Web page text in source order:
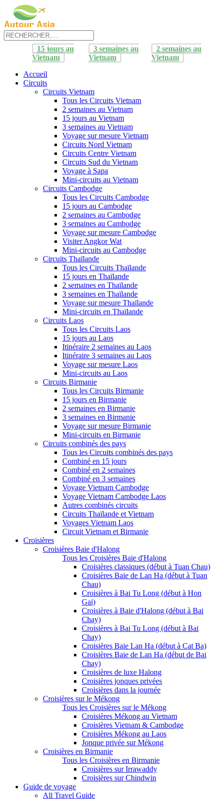
15 jours au
Vietnam
3 semaines au
Vietnam
2 semaines au
Vietnam
Accueil
Circuits
Circuits Vietnam
Tous les Circuits Vietnam
2 semaines au Vietnam
15 jours au Vietnam
3 semaines au Vietnam
Voyage sur mesure Vietnam
Circuits Nord Vietnam
Circuits Centre Vietnam
Circuits Sud du Vietnam
Voyage à Sapa
Mini-circuits au Vietnam
Circuits Cambodge
Tous les Circuits Cambodge
15 jours au Cambodge
2 semaines au Cambodge
3 semaines au Cambodge
Voyage sur mesure Cambodge
Visiter Angkor Wat
Mini-circuits au Cambodge
Circuits Thaïlande
Tous les Circuits Thaïlande
15 jours en Thaïlande
2 semaines en Thaïlande
3 semaines en Thaïlande
Voyage sur mesure Thaïlande
Mini-circuits en Thaïlande
Circuits Laos
Tous les Circuits Laos
15 jours au Laos
Itinéraire 2 semaines au Laos
Itinéraire 3 semaines au Laos
Voyage sur mesure Laos
Mini-circuits au Laos
Circuits Birmanie
Tous les Circuits Birmanie
15 jours en Birmanie
2 semaines en Birmanie
3 semaines en Birmanie
Voyage sur mesure Birmanie
Mini-circuits en Birmanie
Circuits combinés des pays
Tous les Circuits combinés des pays
Combiné en 15 jours
Combiné en 2 semaines
Combiné en 3 semaines
Voyage Vietnam Cambodge
Voyage Vietnam Cambodge Laos
Autres combinés circuits
Circuits Thaïlande et Vietnam
Voyages Vietnam Laos
Circuit Vietnam et Birmanie
Croisières
Croisières Baie d'Halong
Tous les Croisières Baie d'Halong
Croisières classiques (début à Tuan Chau)
Croisières Baie de Lan Ha (début à Tuan
Chau)
Croisières à Bai Tu Long (début à Hon
Gai)
Croisières à Baie d'Halong (début à Bai
Chay)
Croisières à Bai Tu Long (début à Bai
Chay)
Croisières Baie Lan Ha (début à Cat Ba)
Croisières Baie de Lan Ha (début de Bai
Chay)
Croisières de luxe Halong
Croisières jonques privées
Croisières dans la journée
Croisières sur le Mékong
Tous les Croisières sur le Mékong
Croisières Mékong au Vietnam
Croisières Vietnam & Cambodge
Croisières Mékong au Laos
Jonque privée sur Mékong
Croisières en Birmanie
Tous les Croisières en Birmanie
Croisières sur Irrawaddy
Croisières sur Chindwin
Guide de voyage
All Travel Guide